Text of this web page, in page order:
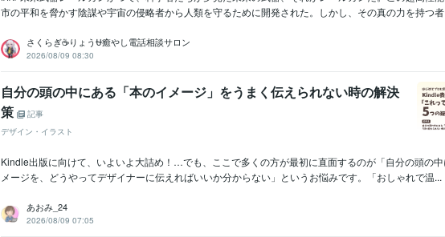
市の平和を脅かす陰謀や宇宙の侵略者から人類を守るために開発された。しかし、その真の力を持つ者
さくらぎ☕りょう⛎癒やし電話相談サロン
2026/08/09 08:30
自分の頭の中にある「本のイメージ」をうまく伝えられない時の解決
策
記事
デザイン・イラスト
Kindle出版に向けて、いよいよ大詰め！…でも、ここで多くの方が最初に直面するのが「自分の頭の中
メージを、どうやってデザイナーに伝えればいいか分からない」というお悩みです。「おしゃれで温...
あおみ_24
2026/08/09 07:05